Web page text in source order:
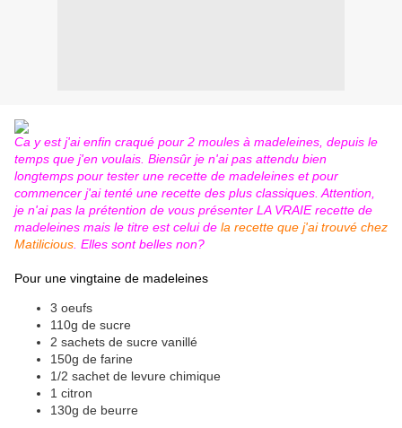
Ca y est j'ai enfin craqué pour 2 moules à madeleines, depuis le
temps que j'en voulais. Biensûr je n'ai pas attendu bien
longtemps pour tester une recette de madeleines et pour
commencer j'ai tenté une recette des plus classiques. Attention,
je n'ai pas la prétention de vous présenter LA VRAIE recette de
madeleines mais le titre est celui de la recette que j'ai trouvé chez
Matilicious . Elles sont belles non?
Pour une vingtaine de madeleines
3 oeufs
110g de sucre
2 sachets de sucre vanillé
150g de farine
1/2 sachet de levure chimique
1 citron
130g de beurre